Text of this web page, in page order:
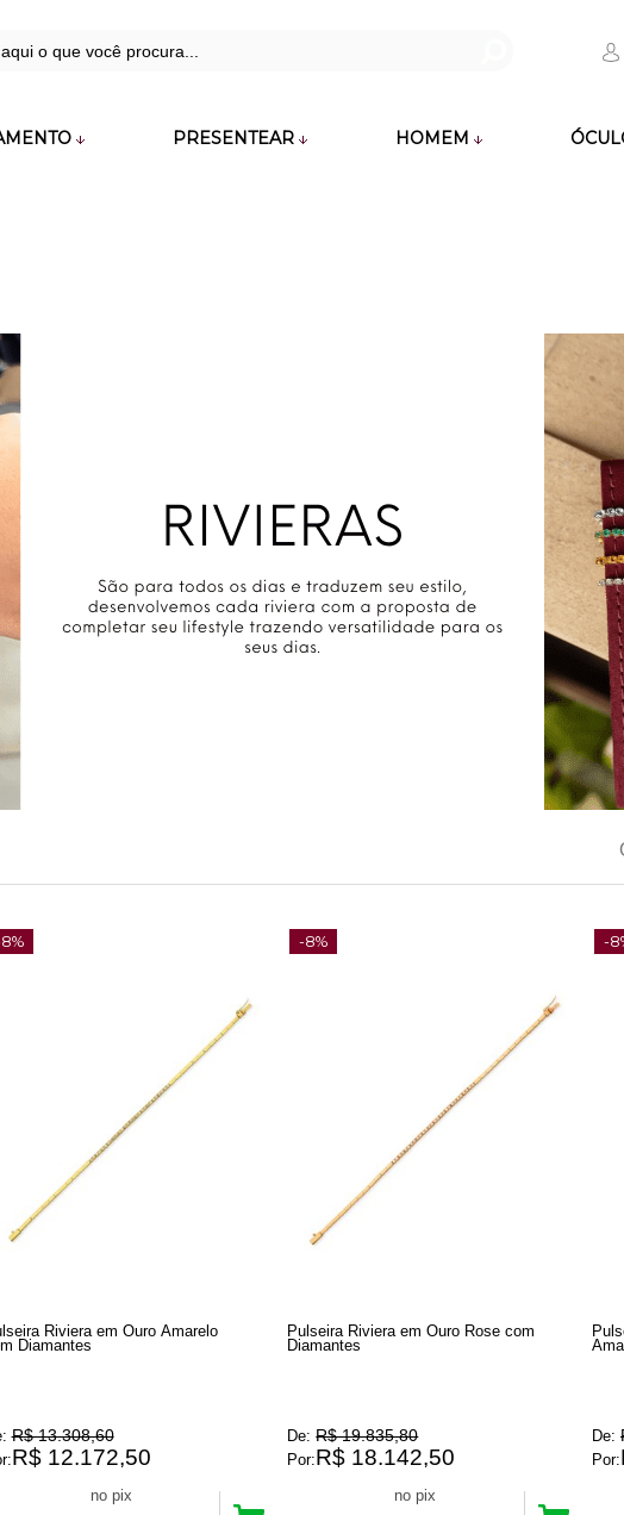
PRESENTEAR HOMEM
Riviera em Ouro Amarelo
Diamantes
R$ 13.308,60
R$ 12.172,50
no pix
-8%
Pulseira Riviera em Ouro Rose com
Diamantes
De: R$ 19.835,80
Por:R$ 18.142,50
no pix
-
De:
Por: